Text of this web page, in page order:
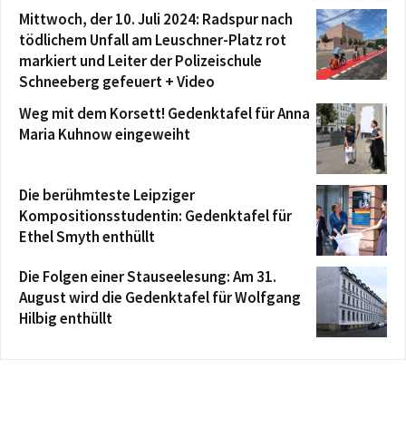
Mittwoch, der 10. Juli 2024: Radspur nach
tödlichem Unfall am Leuschner-Platz rot
markiert und Leiter der Polizeischule
Schneeberg gefeuert + Video
Weg mit dem Korsett! Gedenktafel für Anna
Maria Kuhnow eingeweiht
Die berühmteste Leipziger
Kompositionsstudentin: Gedenktafel für
Ethel Smyth enthüllt
Die Folgen einer Stauseelesung: Am 31.
August wird die Gedenktafel für Wolfgang
Hilbig enthüllt